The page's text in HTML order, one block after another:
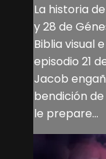
La historia
y 28 de
Biblia visual
episodio 21
Jacob
bendición de
le prepare...